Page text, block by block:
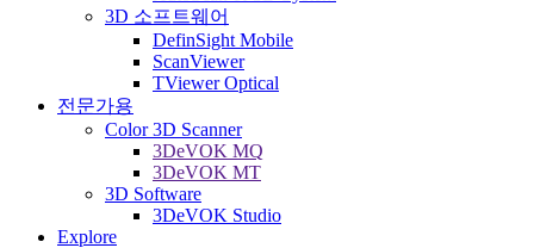
3D 소프트웨어
DefinSight Mobile
ScanViewer
TViewer Optical
전문가용
Color 3D Scanner
3DeVOK MQ
3DeVOK MT
3D Software
3DeVOK Studio
Explore